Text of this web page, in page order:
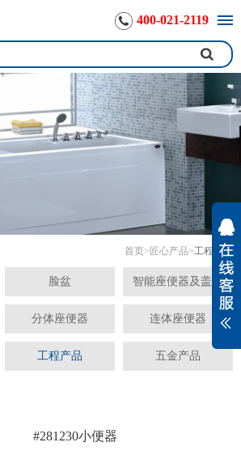
400-021-2119
首页> 匠心产品>工程产品
脸盆 智能座便器及盖板
分体座便器 连体座便器
工程产品 五金产品
#281230小便器